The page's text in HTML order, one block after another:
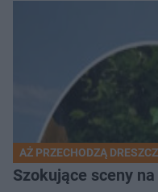
AŻ PRZECHODZĄ
Szokujące sceny